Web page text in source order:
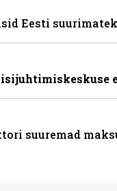
Eesti
suuremad